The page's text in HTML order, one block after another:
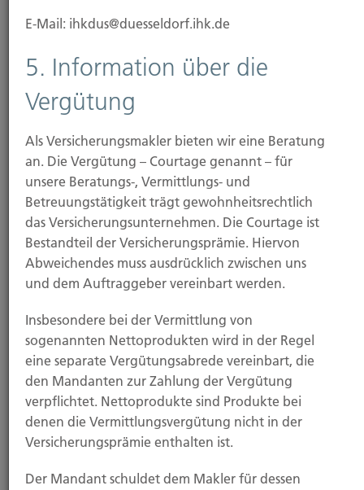
Mit dem Herbst kommen auch die Herbststürme –
am...
18.11.2025
Grundfähigkeitsversicherung: Viele kennen sie
gar nicht
Nur wenige Menschen in Deutschland sind für den
Weiterlesen
E-Mail: ihkdus@duesseldorf.ihk.de
5. Information über die
Vergütung
Als Versicherungsmakler bieten wir eine Beratung
an. Die Vergütung – Courtage genannt – für
unsere Beratungs-, Vermittlungs- und
Betreuungstätigkeit trägt gewohnheitsrechtlich
das Versicherungsunternehmen. Die Courtage ist
Bestandteil der Versicherungsprämie. Hiervon
Abweichendes muss ausdrücklich zwischen uns
und dem Auftraggeber vereinbart werden.
Insbesondere bei der Vermittlung von
sogenannten Nettoprodukten wird in der Regel
eine separate Vergütungsabrede vereinbart, die
den Mandanten zur Zahlung der Vergütung
verpflichtet. Nettoprodukte sind Produkte bei
denen die Vermittlungsvergütung nicht in der
Versicherungsprämie enthalten ist.
Der Mandant schuldet dem Makler für dessen